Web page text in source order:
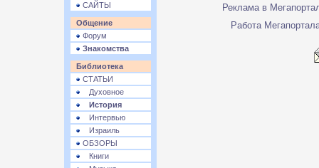
САЙТЫ
Общение
Форум
Знакомства
Библиотека
СТАТЬИ
Духовное
История
Интервью
Израиль
ОБЗОРЫ
Книги
Реклама в
Работа